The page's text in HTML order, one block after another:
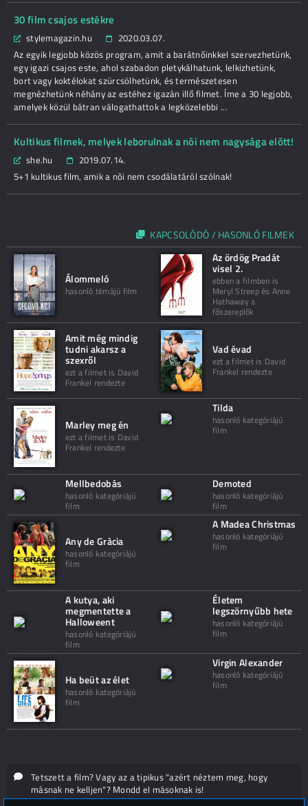
30 film csajos estékre
stylemagazin.hu
2020.03.07.
Az egyik legjobb közös program, amit a barátnőinkkel szervezhetünk,
egy igazi csajos este, ahol szabadon pletykálhatunk, lelkizhetünk,
bort vagy koktélokat szürcsölhetünk, és természetesen
megnézhetünk néhány az estéhez igazán illő filmet. Íme a 30 legjobb,
amelyek közül bátran válogathattok a legközelebbi ...
Kultikus filmek, melyek leborulnak a nõi nem nagysága elõtt!
she.hu
2019.07.14.
5+1 kultikus film, amik a nõi nem csodálatáról szólnak!
KAPCSOLÓDÓ / HASONLÓ FILMEK
Álommeló
hasonló témájú film
Az ördög Pradát
visel 2.
ebben a filmben is
Meryl Streep és Anne
Hathaway a
főszereplők
Amit még mindig
tudni akarsz a
szexről
ezt a filmet is David
Frankel rendezte
Vad évad
ezt a filmet is David
Frankel rendezte
Marley meg én
ezt a filmet is David
Frankel rendezte
Tilda
hasonló kategóriájú
film
Mellbedobás
hasonló kategóriájú
film
Demoted
hasonló kategóriájú
film
Any de Gràcia
hasonló kategóriájú
film
A Madea Christmas
hasonló kategóriájú
film
A kutya, aki
megmentette a
Halloweent
hasonló kategóriájú
film
Életem
legszörnyűbb hete
hasonló kategóriájú
film
Ha beüt az élet
hasonló kategóriájú
film
Virgin Alexander
hasonló kategóriájú
film
Tetszett a film? Vagy az a tipikus "azért néztem meg, hogy
másnak ne kelljen"? Mondd el másoknak is!